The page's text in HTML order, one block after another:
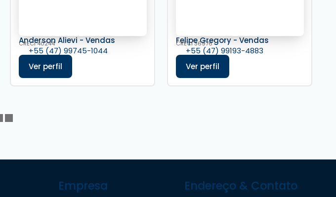
Anderson Alievi - Vendas
CRECI40244
+55 (47) 99745-1044
Felipe Gregory - Vendas
CRECI36976
+55 (47) 99193-4883
Empresa Endereço & Contato